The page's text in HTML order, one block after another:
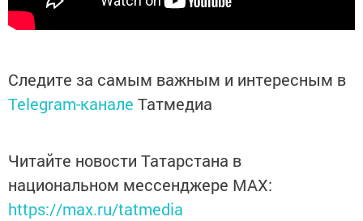
Следите за самым важным и интересным в
Telegram-канале Татмедиа
Читайте новости Татарстана в
национальном мессенджере MАХ:
https://max.ru/tatmedia